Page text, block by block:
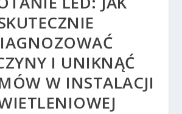
I UNIKNĄĆ
W INSTALACJI